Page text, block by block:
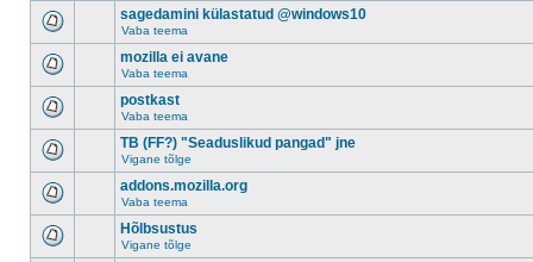
sagedamini külastatud @windows10
Vaba teema
mozilla ei avane
Vaba teema
postkast
Vaba teema
TB (FF?) "Seaduslikud pangad" jne
Vigane tõlge
addons.mozilla.org
Vaba teema
Hõlbsustus
Vigane tõlge